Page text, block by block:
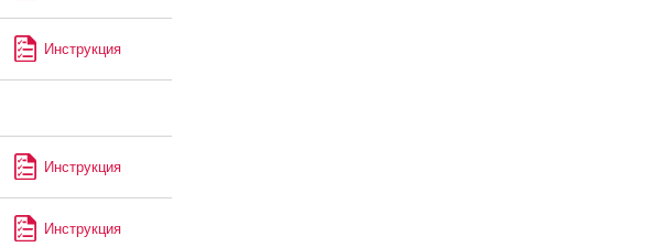
Инструкция
Инструкция
Инструкция